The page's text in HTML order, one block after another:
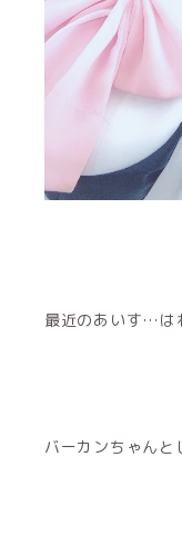
最近のあいす…は
バーカンちゃん